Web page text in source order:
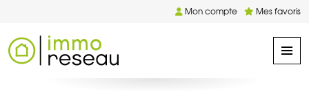
Mon compte Mes favoris